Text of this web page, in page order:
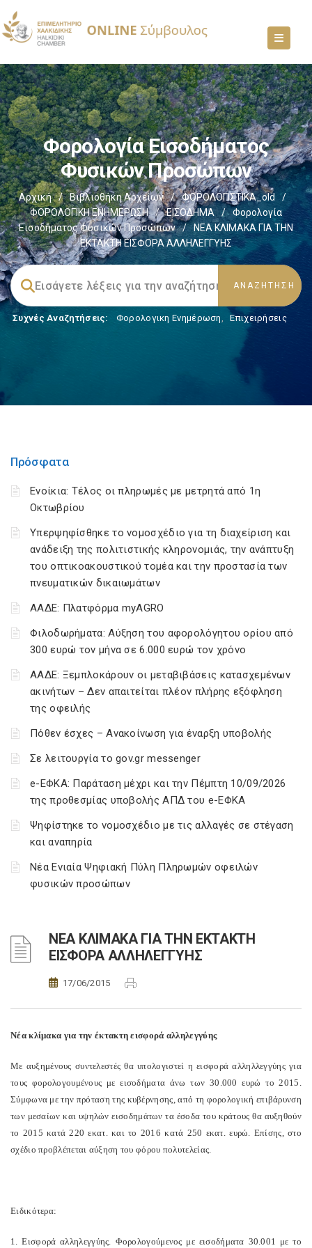
Φορολογία Εισοδήματος
Φυσικών Προσώπων
Αρχική / Βιβλιοθήκη Αρχείων / ΦΟΡΟΛΟΓΙΣΤΙΚΑ_old
/
ΦΟΡΟΛΟΓΙΚΗ ΕΝΗΜΕΡΩΣΗ
/ ΕΙΣΟΔΗΜΑ /
Φορολογία
Εισοδήματος Φυσικών Προσώπων
/
ΝΕΑ ΚΛΙΜΑΚΑ ΓΙΑ ΤΗΝ
ΕΚΤΑΚΤΗ ΕΙΣΦΟΡΑ ΑΛΛΗΛΕΓΓΥΗΣ
Συχνές Αναζητήσεις: Φορολογικη Ενημέρωση, Επιχειρήσεις
Πρόσφατα
Ενοίκια: Τέλος οι πληρωμές με μετρητά από 1η
Οκτωβρίου
Υπερψηφίσθηκε το νομοσχέδιο για τη διαχείριση και
ανάδειξη της πολιτιστικής κληρονομιάς, την ανάπτυξη
του οπτικοακουστικού τομέα και την προστασία των
πνευματικών δικαιωμάτων
ΑΑΔΕ: Πλατφόρμα myAGRO
Φιλοδωρήματα: Αύξηση του αφορολόγητου ορίου από
300 ευρώ τον μήνα σε 6.000 ευρώ τον χρόνο
ΑΑΔΕ: Ξεμπλοκάρουν οι μεταβιβάσεις κατασχεμένων
ακινήτων – Δεν απαιτείται πλέον πλήρης εξόφληση
της οφειλής
Πόθεν έσχες – Ανακοίνωση για έναρξη υποβολής
Σε λειτουργία το gov.gr messenger
e-ΕΦΚΑ: Παράταση μέχρι και την Πέμπτη 10/09/2026
της προθεσμίας υποβολής ΑΠΔ του e-ΕΦΚΑ
Ψηφίστηκε το νομοσχέδιο με τις αλλαγές σε στέγαση
και αναπηρία
Νέα Ενιαία Ψηφιακή Πύλη Πληρωμών οφειλών
φυσικών προσώπων
ΝΕΑ ΚΛΙΜΑΚΑ ΓΙΑ ΤΗΝ ΕΚΤΑΚΤΗ
ΕΙΣΦΟΡΑ ΑΛΛΗΛΕΓΓΥΗΣ
17/06/2015
Νέα κλίμακα για την έκτακτη εισφορά αλληλεγγύης
Με αυξημένους συντελεστές θα υπολογιστεί η εισφορά αλληλλεγγύης για
τους φορολογουμένους με εισοδήματα άνω των 30.000 ευρώ το 2015.
Σύμφωνα με την πρόταση της κυβέρνησης, από τη φορολογική επιβάρυνση
των μεσαίων και υψηλών εισοδημάτων τα έσοδα του κράτους θα αυξηθούν
το 2015 κατά 220 εκατ. και το 2016 κατά 250 εκατ. ευρώ. Επίσης, στο
σχέδιο προβλέπεται αύξηση του φόρου πολυτελείας.
Ειδικότερα:
1. Εισφορά αλληλεγγύης. Φορολογούμενος με εισοδήματα 30.001 με το